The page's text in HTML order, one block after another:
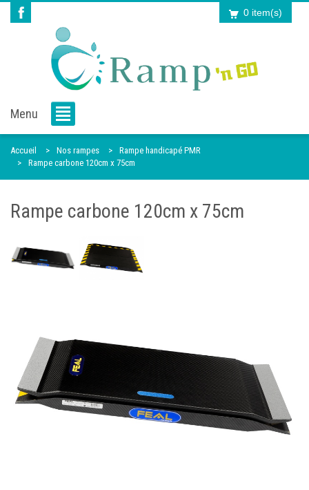
0 item(s)
Menu
Accueil Nos rampes
Rampe handicapé PMR
Rampe carbone 120cm x 75cm
Rampe carbone 120cm x 75cm